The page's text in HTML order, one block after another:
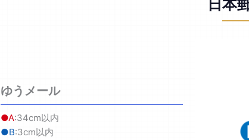
日本
ゆうメール
●A:34cm以内
●B:3cm以内